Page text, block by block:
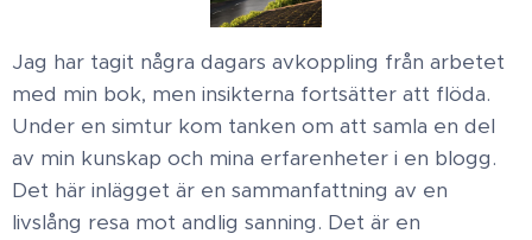
Jag har tagit några dagars avkoppling från arbetet
med min bok, men insikterna fortsätter att flöda.
Under en simtur kom tanken om att samla en del
av min kunskap och mina erfarenheter i en blogg. ​
Det här inlägget är en sammanfattning av en
livslång resa mot andlig sanning. Det är en